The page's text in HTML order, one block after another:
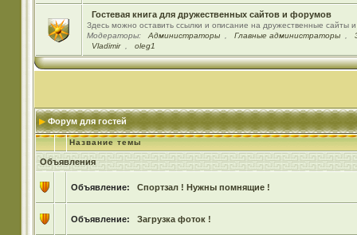
Гостевая книга для дружественных сайтов и форумов
Здесь можно оставить ссылки и описание на дружественные сайты
Модераторы:
Администраторы Главные администраторы
Vladimir
oleg1
Форум для гостей
Название темы
Объявления
Объявление: Спортзал ! Нужны помнящие !
Объявление: Загрузка фоток !